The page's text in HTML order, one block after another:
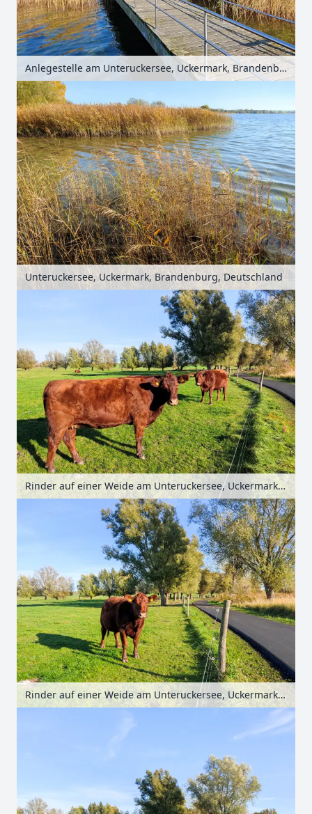
Anlegestelle am Unteruckersee, Uckermark, Brandenburg, Deutschland
Unteruckersee, Uckermark, Brandenburg, Deutschland
Rinder auf einer Weide am Unteruckersee, Uckermark, Brandenburg, Deutschland
Rinder auf einer Weide am Unteruckersee, Uckermark, Brandenburg, Deutschland